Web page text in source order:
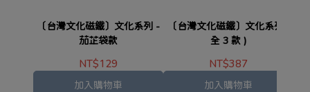
〔台灣文化磁鐵〕文化系列 -
茄芷袋款
NT$129
加入購物車
〔台灣文化磁鐵〕文化系列 (
全 3 款 )
NT$387
加入購物車